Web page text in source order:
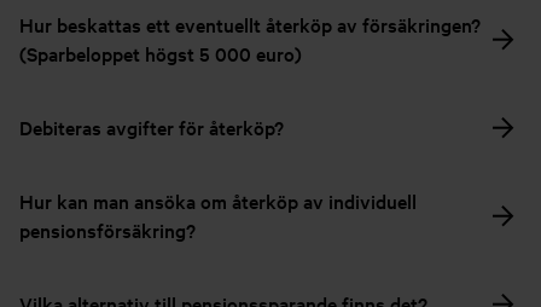
Hur beskattas ett eventuellt återköp av försäkringen?
(Sparbeloppet högst 5 000 euro)
Debiteras avgifter för återköp?
Hur kan man ansöka om återköp av individuell
pensionsförsäkring?